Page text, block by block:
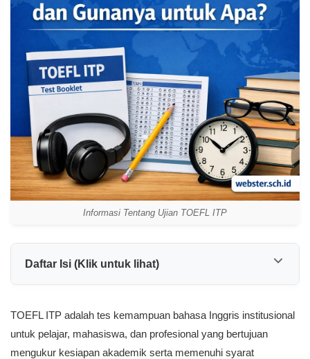
Informasi Tentang Ujian TOEFL ITP
Daftar Isi (Klik untuk lihat)
TOEFL ITP adalah tes kemampuan bahasa Inggris institusional
untuk pelajar, mahasiswa, dan profesional yang bertujuan
mengukur kesiapan akademik serta memenuhi syarat